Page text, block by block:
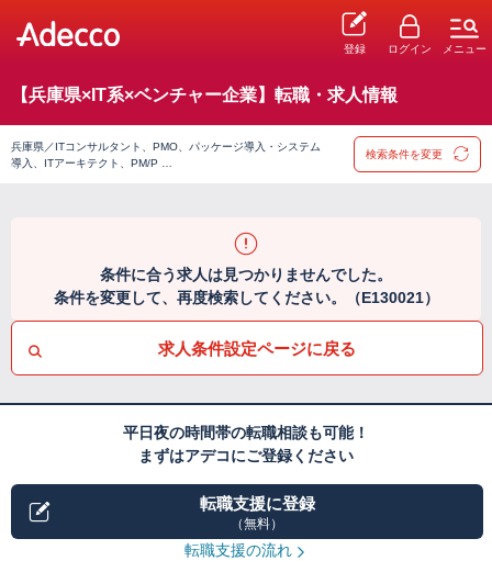
登録 ログイン メニュー
【兵庫県×IT系×ベンチャー企業】転職・求人情報
兵庫県／ITコンサルタント、PMO、パッケージ導入・システム
導入、ITアーキテクト、PM/P …
検索条件を変更
条件に合う求人は見つかりませんでした。
条件を変更して、再度検索してください。（E130021）
求人条件設定ページに戻る
平日夜の時間帯の転職相談も可能！
まずはアデコにご登録ください
転職支援に登録
（無料）
転職支援の流れ